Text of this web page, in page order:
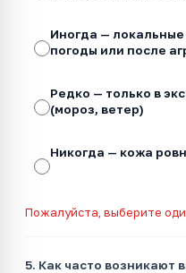
Иногда —
погоды или после
Редко — только в
(мороз, ветер)
Никогда — кожа
Пожалуйста, выберите
5. Как часто возникают